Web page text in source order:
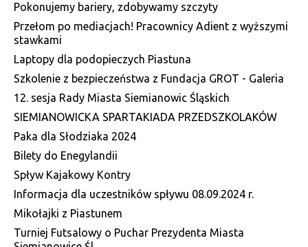
Pokonujemy bariery, zdobywamy szczyty
Przełom po mediacjach! Pracownicy Adient z wyższymi
stawkami
Laptopy dla podopieczych Piastuna
Szkolenie z bezpieczeństwa z Fundacja GROT - Galeria
12. sesja Rady Miasta Siemianowic Śląskich
SIEMIANOWICKA SPARTAKIADA PRZEDSZKOLAKÓW
Paka dla Słodziaka 2024
Bilety do Enegylandii
Spływ Kajakowy Kontry
Informacja dla uczestników spływu 08.09.2024 r.
Mikołajki z Piastunem
Turniej Futsalowy o Puchar Prezydenta Miasta